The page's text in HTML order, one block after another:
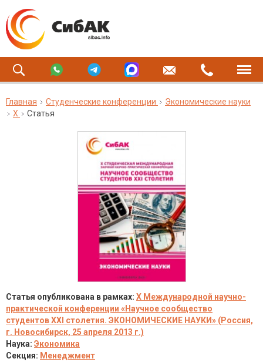
Главная Студенческие конференции
Экономические науки
X
Статья
Статья опубликована в рамках: X Международной научно-
практической конференции «Научное сообщество
студентов XXI столетия. ЭКОНОМИЧЕСКИЕ НАУКИ» (Россия,
г. Новосибирск, 25 апреля 2013 г.)
Наука: Экономика
Секция: Менеджмент